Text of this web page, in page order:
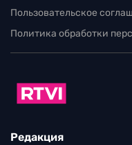
Пользовательское
Политика обработки
Редакция